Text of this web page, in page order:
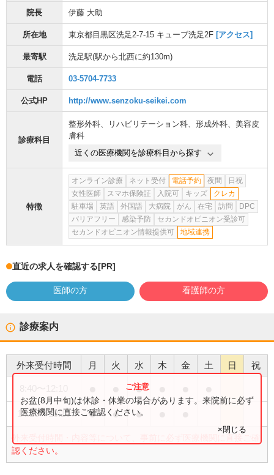
院長 伊藤 大助
所在地 東京都目黒区洗足2-7-15 キューブ洗足2F [アクセス]
最寄駅 洗足駅(駅から北西に約130m)
電話 03-5704-7733
公式HP http://www.senzoku-seikei.com
診療科目
整形外科、 リハビリテーション科、 形成外科、 美容皮
膚科
近くの医療機関を診療科目から探す
特徴
オンライン診療 ネット受付 電話予約 夜間
日祝
女性医師
スマホ保険証 入院可 キッズ
クレカ
駐車場
英語 外国語 大病院 がん 在宅 訪問
DPC
バリアフリー
感染予防
セカンドオピニオン受診可
セカンドオピニオン情報提供可
地域連携
直近の求人を確認する[PR]
医師の方 看護師の方
診療案内
外来受付時間 月 火 水 木 金 土 日 祝
●
14:10〜18:10 ● ● ●
外来受付時間・内容等について、事前に必ず医療機関に直接ご確
認ください。
お盆(8月中旬)は休診・休業の場合があります。来院前に必ず
医療機関に直接ご確認ください。
×閉じる